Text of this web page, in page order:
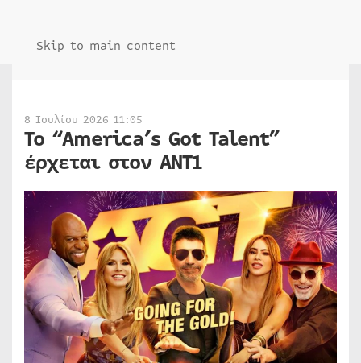
Skip to main content
8 Ιουλίου 2026 11:05
Το “America’s Got Talent”
έρχεται στον ΑΝΤ1